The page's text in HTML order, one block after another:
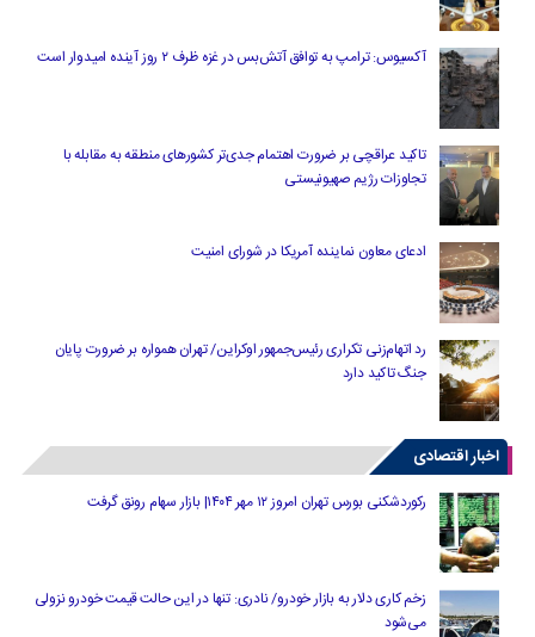
آکسیوس: ترامپ به توافق آتش‌بس در غزه ظرف ۲ روز آینده امیدوار است
تاکید عراقچی بر ضرورت اهتمام جدی‌تر کشورهای منطقه به مقابله با
تجاوزات رژیم صهیونیستی
ادعای معاون نماینده آمریکا در شورای امنیت
رد اتهام‌زنی تکراری رئیس‌جمهور اوکراین/ تهران همواره بر ضرورت پایان
جنگ تاکید دارد
اخبار اقتصادی
رکوردشکنی بورس تهران امروز ۱۲ مهر ۱۴۰۴| بازار سهام رونق گرفت
زخم کاری دلار به بازار خودرو/ نادری: تنها در این حالت قیمت خودرو نزولی
می‌شود